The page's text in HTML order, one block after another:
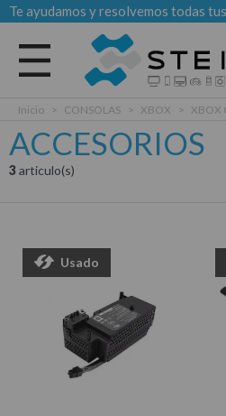
Te ayudamos y resolvemos todas
Todas las categorias
Inicio > CONSOLAS > XBOX > XBOX
ACCESORIOS
3 articulo(s)
Usado